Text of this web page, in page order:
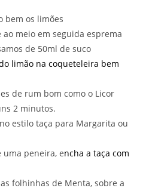
bem os limões
meio em seguida esprema
de 50ml de suco
limão na coqueteleira bem
de rum bom como o Licor
2 minutos.
estilo taça para Margarita ou
uma peneira, encha a taça com
folhinhas de Menta, sobre a